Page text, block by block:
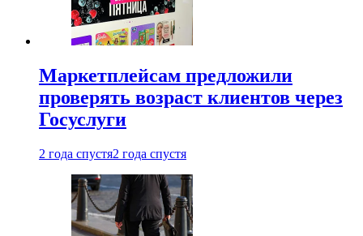
Маркетплейсам предложили
проверять возраст клиентов через
Госуслуги
2 года спустя2 года спустя